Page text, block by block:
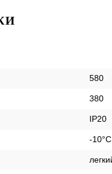
580
380
IP20
-